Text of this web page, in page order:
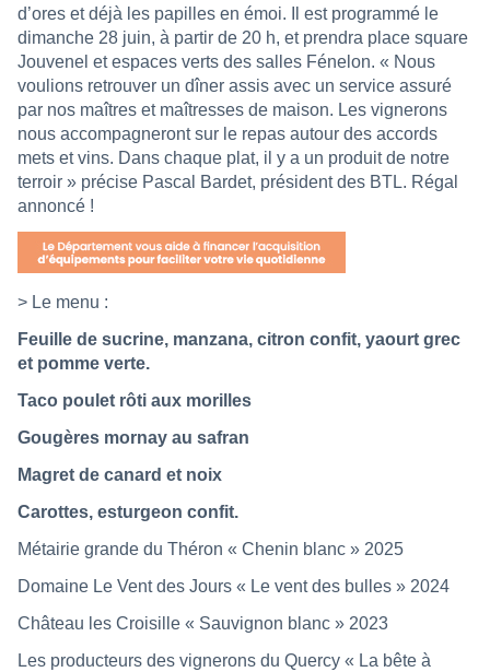
d’ores et déjà les papilles en émoi. Il est programmé le
dimanche 28 juin, à partir de 20 h, et prendra place square
Jouvenel et espaces verts des salles Fénelon. « Nous
voulions retrouver un dîner assis avec un service assuré
par nos maîtres et maîtresses de maison. Les vignerons
nous accompagneront sur le repas autour des accords
mets et vins. Dans chaque plat, il y a un produit de notre
terroir » précise Pascal Bardet, président des BTL. Régal
annoncé !
> Le menu :
Feuille de sucrine, manzana, citron confit, yaourt grec
et pomme verte.
Taco poulet rôti aux morilles
Gougères mornay au safran
Magret de canard et noix
Carottes, esturgeon confit.
Métairie grande du Théron « Chenin blanc » 2025
Domaine Le Vent des Jours « Le vent des bulles » 2024
Château les Croisille « Sauvignon blanc » 2023
Les producteurs des vignerons du Quercy « La bête à